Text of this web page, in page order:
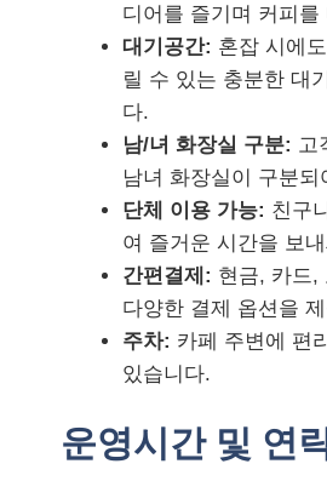
디어를 즐기며 커피를
대기공간: 혼잡 시에
릴 수 있는 충분한 대
다.
남/녀 화장실 구분: 고
남녀 화장실이 구분되
단체 이용 가능: 친구
여 즐거운 시간을 보
간편결제: 현금, 카드,
다양한 결제 옵션을
주차: 카페 주변에 편
있습니다.
운영시간 및 연